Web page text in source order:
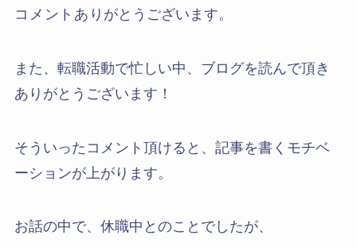
コメントあ りがとうございます。
また、転職活動で忙しい中、ブログを読んで頂き
ありがとうございます！
そういったコメント頂けると、記事を書くモチベ
ーションが上がります。
お話の中で、休職中とのことでしたが、